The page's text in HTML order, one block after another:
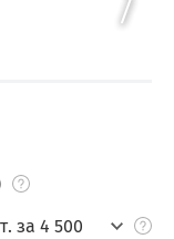
за 4 500